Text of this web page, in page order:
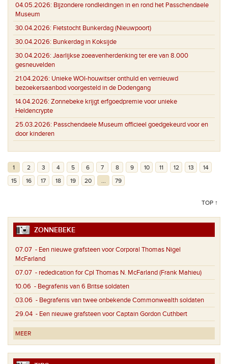
04.05.2026: Bijzondere rondleidingen in en rond het Passchendaele
Museum
30.04.2026: Fietstocht Bunkerdag (Nieuwpoort)
30.04.2026: Bunkerdag in Koksijde
30.04.2026: Jaarlijkse zoeavenherdenking ter ere van 8.000
gesneuvelden
21.04.2026: Unieke WOI-houwitser onthuld en vernieuwd
bezoekersaanbod voorgesteld in de Dodengang
14.04.2026: Zonnebeke krijgt erfgoedpremie voor unieke
Heldencrypte
25.03.2026: Passchendaele Museum officieel goedgekeurd voor en
door kinderen
1 2 3 4 5 6 7 8 9 10 11 12 13
14
15
16 17 18 19 20 79
TOP ↑
ZONNEBEKE
07.07 - Een nieuwe grafsteen voor Corporal Thomas Nigel
McFarland
07.07 - rededication for Cpl Thomas N. McFarland (Frank Mahieu)
10.06 - Begrafenis van 6 Britse soldaten
03.06 - Begrafenis van twee onbekende Commonwealth soldaten
29.04 - Een nieuwe grafsteen voor Captain Gordon Cuthbert
MEER